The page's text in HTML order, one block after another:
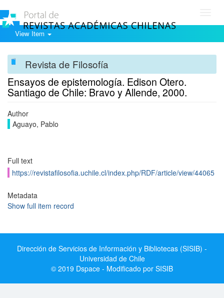
View Item
Revista de Filosofía
Ensayos de epistemología. Edison Otero.
Santiago de Chile: Bravo y Allende, 2000.
Author
Aguayo, Pablo
Full text
https://revistafilosofia.uchile.cl/index.php/RDF/article/view/44065
Metadata
Show full item record
Dirección de Servicios de Información y Bibliotecas (SISIB) -
Universidad de Chile
© 2019 Dspace - Modificado por SISIB